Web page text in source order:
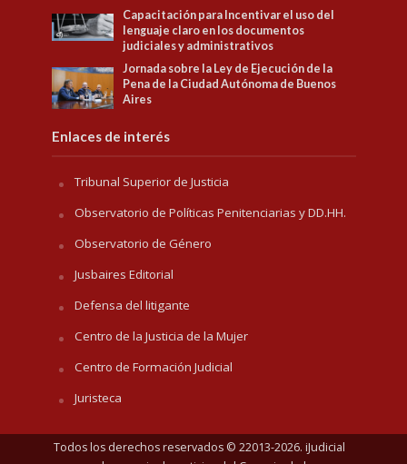
Capacitación para Incentivar el uso del
lenguaje claro en los documentos
judiciales y administrativos
Jornada sobre la Ley de Ejecución de la
Pena de la Ciudad Autónoma de Buenos
Aires
Enlaces de interés
Tribunal Superior de Justicia
Observatorio de Políticas Penitenciarias y DD.HH.
Observatorio de Género
Jusbaires Editorial
Defensa del litigante
Centro de la Justicia de la Mujer
Centro de Formación Judicial
Juristeca
Todos los derechos reservados © 22013-2026. iJudicial